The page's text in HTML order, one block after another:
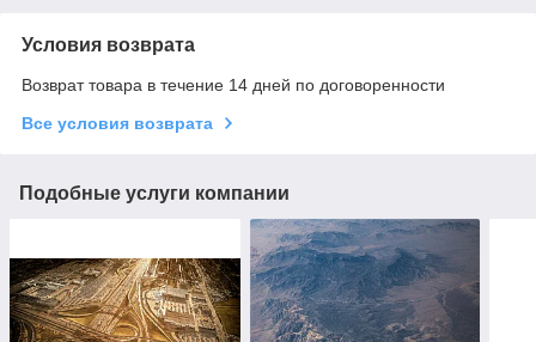
Условия возврата
Возврат товара в течение 14 дней по договоренности
Все условия возврата
Подобные услуги компании